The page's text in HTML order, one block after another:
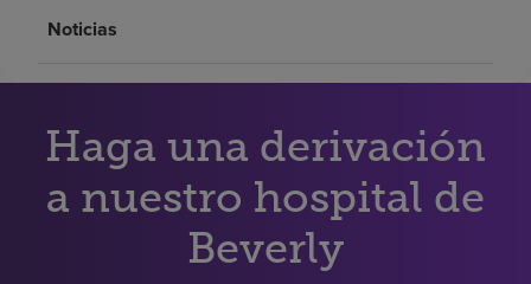
Inversores
Empleos
Noticias
Haga una derivación
a nuestro hospital de
Beverly